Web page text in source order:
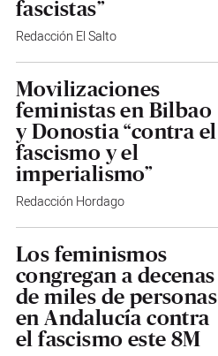
fascistas”
Redacción El Salto
Movilizaciones
feministas en Bilbao
y Donostia “contra el
fascismo y el
imperialismo”
Redacción Hordago
Los feminismos
congregan a decenas
de miles de personas
en Andalucía contra
el fascismo este 8M